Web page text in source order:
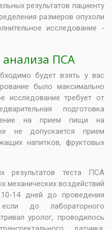
результатов пациенту
размеров опухоли
исследование -
анализа ПСА
будет взять у вас
было максимально
исследование требует от
подготовка
на прием пищи на
не допускается прием
напитков, фруктовых
результатов теста ПСА
механических воздействий
14 дней до проведения
до лабораторного
уролог, проводилось